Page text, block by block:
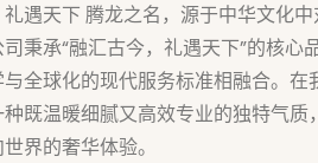
遇天下 腾龙之名，源于中华文化
秉承“融汇古今，礼遇天下”的核心
全球化的现代服务标准相融合。在
既温暖细腻又高效专业的独特气质
界的奢华体验。